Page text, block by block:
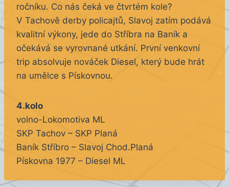
ročníku. Co nás čeká ve čtvrtém kole?
V Tachově derby policajtů, Slavoj zatím podává
kvalitní výkony, jede do Stříbra na Baník a
očekává se vyrovnané utkání. První venkovní
trip absolvuje nováček Diesel, který bude hrát
na umělce s Pískovnou.
4.kolo
volno-Lokomotiva ML
SKP Tachov – SKP Planá
Baník Stříbro – Slavoj Chod.Planá
Pískovna 1977 – Diesel ML